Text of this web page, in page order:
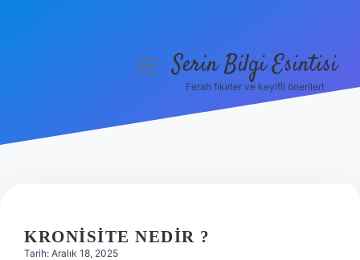
Hakkımızda
menüyüSerin Bilgi Esintisi
Ferah fikirler ve keyifli öneriler!
KRONISITE NEDIR ?
Tarih: Aralık 18, 2025